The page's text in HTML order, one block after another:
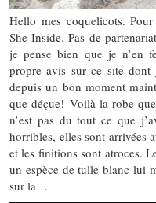
Hello mes coquelicots.
She Inside. Pas de
je pense bien que je n’en
propre avis sur ce site dont
depuis un bon moment
que déçue! Voilà la robe
n’est pas du tout ce que
horribles, elles sont arrivées
et les finitions sont atroces.
un espèce de tulle blanc lui
sur la…